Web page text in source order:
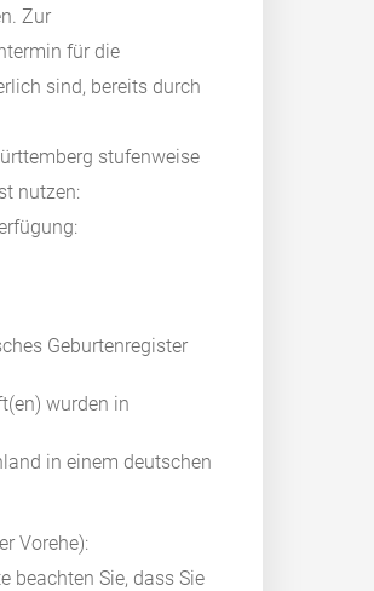
Zur
für die
sind, bereits durch
stufenweise
nutzen:
Geburtenregister
wurden in
in einem deutschen
Vorehe):
beachten Sie, dass Sie